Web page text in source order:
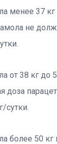
менее 37
не
от 38 кг до
доза
более 50